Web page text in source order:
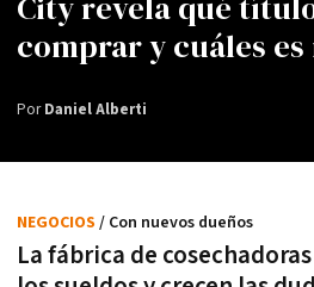
comprar y cuáles
PorDaniel Alberti
La fábrica de
NEGOCIOS / Con nuevos dueños